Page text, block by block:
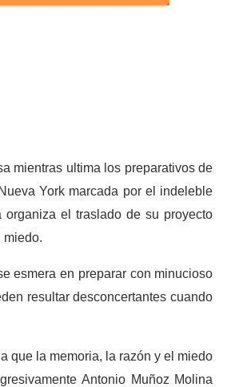
mientras ultima los preparativos de
York marcada por el indeleble
el traslado de su proyecto
miedo.
esmera en preparar con minucioso
resultar desconcertantes cuando
que la memoria, la razón y el miedo
Antonio Muñoz Molina